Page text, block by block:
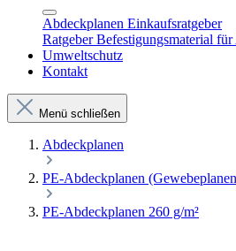
Abdeckplanen Einkaufsratgeber
Ratgeber Befestigungsmaterial
Umweltschutz
Kontakt
Menü schließen
Abdeckplanen
PE-Abdeckplanen
PE-Abdeckplanen 260 g/m²